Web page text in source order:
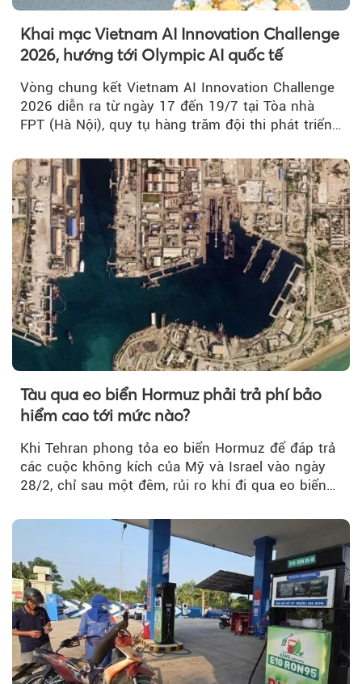
Khai mạc Vietnam AI Innovation Challenge
2026, hướng tới Olympic AI quốc tế
Vòng chung kết Vietnam AI Innovation Challenge
2026 diễn ra từ ngày 17 đến 19/7 tại Tòa nhà
FPT (Hà Nội), quy tụ hàng trăm đội thi phát triển
Tàu qua eo biển Hormuz phải trả phí bảo
hiểm cao tới mức nào?
Khi Tehran phong tỏa eo biển Hormuz để đáp trả
các cuộc không kích của Mỹ và Israel vào ngày
28/2, chỉ sau một đêm, rủi ro khi đi qua eo biển
theo.